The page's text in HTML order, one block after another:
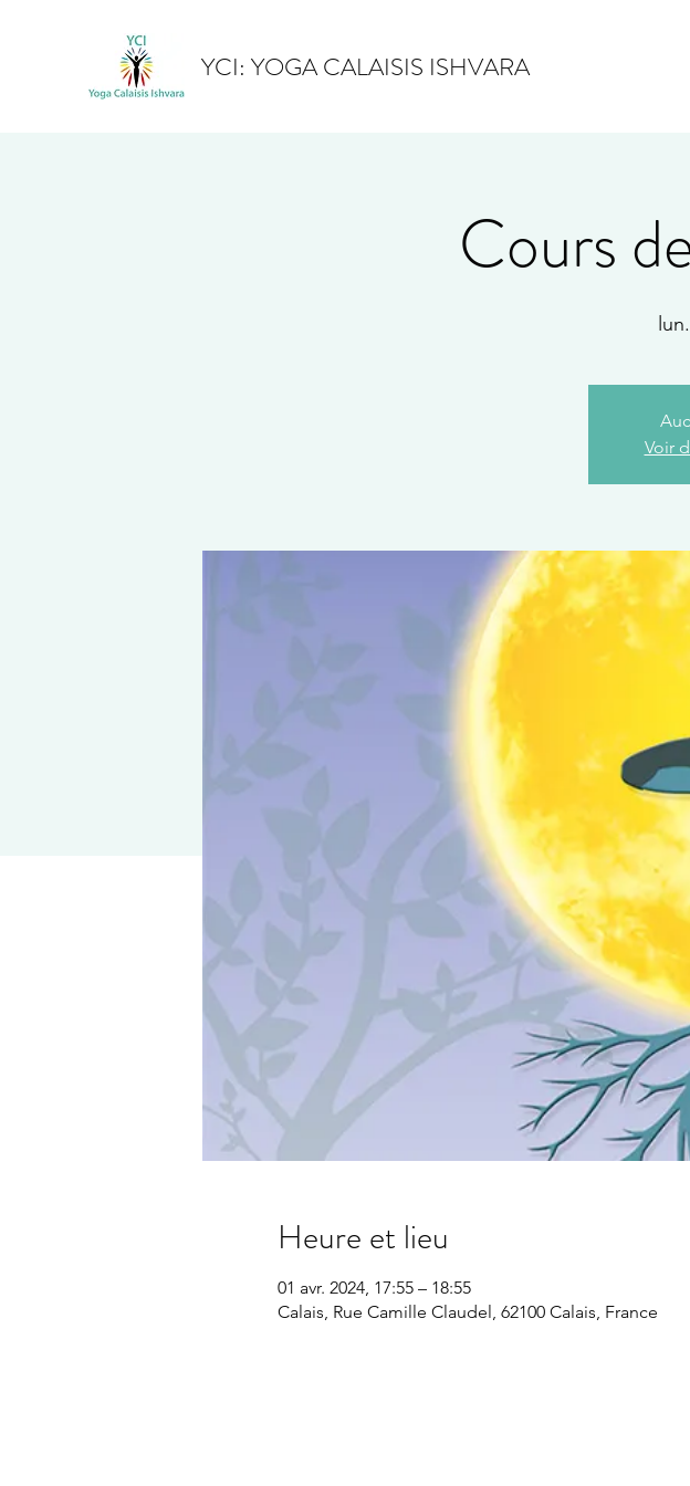
YCI: YOGA CALAISIS ISHVARA
Cours
Voir
Heure et lieu
01 avr. 2024, 17:55 – 18:55
Calais, Rue Camille Claudel, 62100 Calais, France